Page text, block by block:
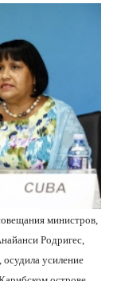
министров,
Родригес,
усиление